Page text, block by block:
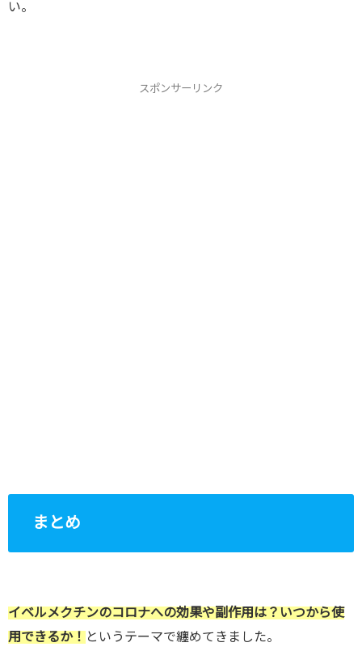
い。
スポンサーリンク
まとめ
イベルメクチンのコロナへの効果や副作用は？いつから使
用できるか！ というテーマで纏めてきました。